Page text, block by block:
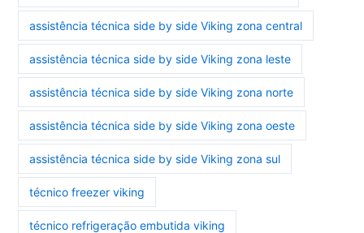
assistência técnica side by side Viking zona central
assistência técnica side by side Viking zona leste
assistência técnica side by side Viking zona norte
assistência técnica side by side Viking zona oeste
assistência técnica side by side Viking zona sul
técnico freezer viking
técnico refrigeração embutida viking